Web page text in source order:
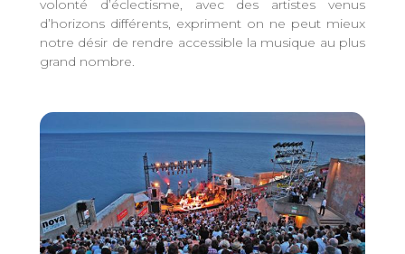
volonté d’éclectisme, avec des artistes venus
d’horizons différents, expriment on ne peut mieux
notre désir de rendre accessible la musique au plus
grand nombre.